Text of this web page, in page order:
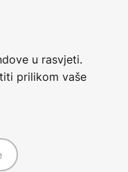
u rasvjeti.
prilikom vaše